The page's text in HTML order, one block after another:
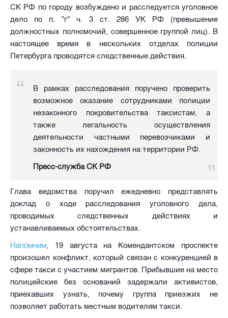
СК РФ по городу возбуждено и расследуется уголовное
дело по п. "г" ч. 3 ст. 286 УК РФ (превышение
должностных полномочий, совершенное группой лиц). В
настоящее время в нескольких отделах полиции
Петербурга проводятся следственные действия.
В рамках расследования поручено проверить
возможное оказание сотрудниками полиции
незаконного покровительства таксистам, а
также легальность осуществления
деятельности частными перевозчиками и
законность их нахождения на территории РФ.
Пресс-служба СК РФ
Глава ведомства поручил ежедневно представлять
доклад о ходе расследования уголовного дела,
проводимых следственных действиях и
устанавливаемых обстоятельствах.
Напомним, 19 августа на Комендантском проспекте
произошел конфликт, который связан с конкуренцией в
сфере такси с участием мигрантов. Прибывшие на место
полицейские без оснований задержали активистов,
приехавших узнать, почему группа приезжих не
позволяет работать местным водителям такси.